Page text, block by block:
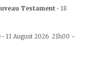
Testament • 18
• 11 August 2026 21h00 -